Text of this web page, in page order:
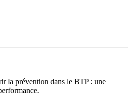
la prévention dans le BTP : une